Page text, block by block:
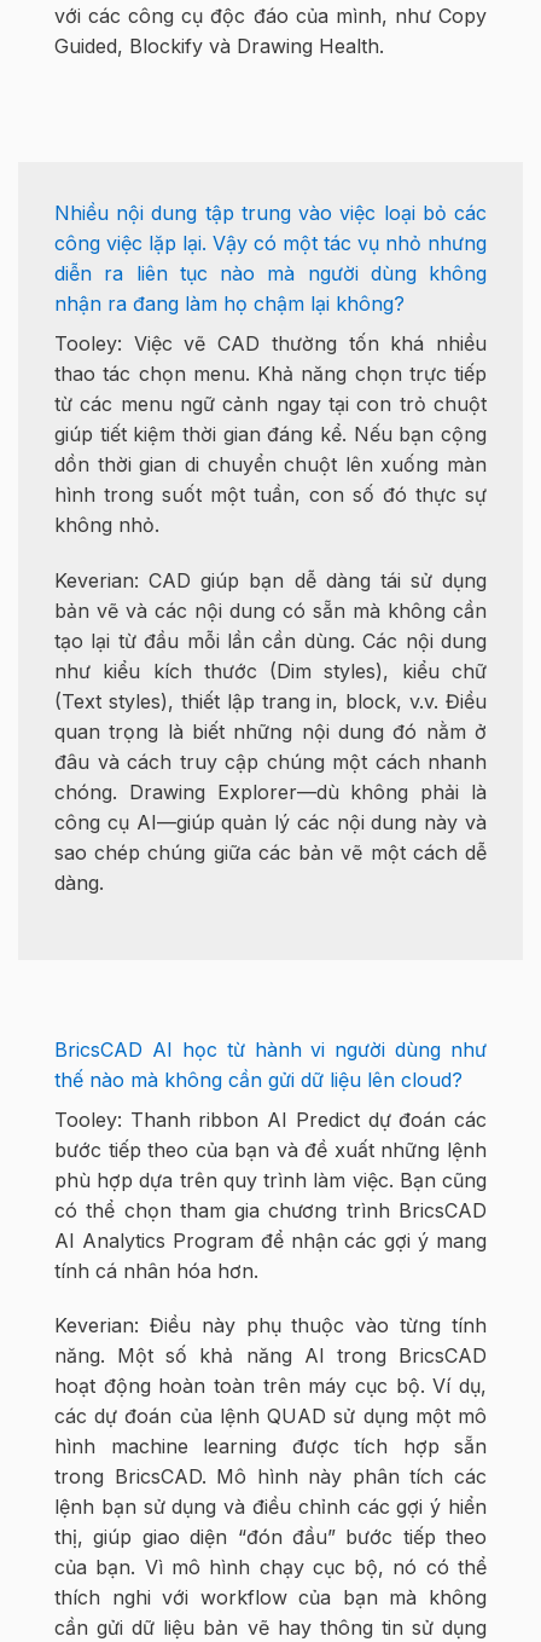
với các công cụ độc đáo của mình, như Copy
Guided, Blockify và Drawing Health.
Nhiều nội dung tập trung vào việc loại bỏ các
công việc lặp lại. Vậy có một tác vụ nhỏ nhưng
diễn ra liên tục nào mà người dùng không
nhận ra đang làm họ chậm lại không?
Tooley: Việc vẽ CAD thường tốn khá nhiều
thao tác chọn menu. Khả năng chọn trực tiếp
từ các menu ngữ cảnh ngay tại con trỏ chuột
giúp tiết kiệm thời gian đáng kể. Nếu bạn cộng
dồn thời gian di chuyển chuột lên xuống màn
hình trong suốt một tuần, con số đó thực sự
không nhỏ.
Keverian: CAD giúp bạn dễ dàng tái sử dụng
bản vẽ và các nội dung có sẵn mà không cần
tạo lại từ đầu mỗi lần cần dùng. Các nội dung
như kiểu kích thước (Dim styles), kiểu chữ
(Text styles), thiết lập trang in, block, v.v. Điều
quan trọng là biết những nội dung đó nằm ở
đâu và cách truy cập chúng một cách nhanh
chóng. Drawing Explorer—dù không phải là
công cụ AI—giúp quản lý các nội dung này và
sao chép chúng giữa các bản vẽ một cách dễ
dàng.
BricsCAD AI học từ hành vi người dùng như
thế nào mà không cần gửi dữ liệu lên cloud?
Tooley: Thanh ribbon AI Predict dự đoán các
bước tiếp theo của bạn và đề xuất những lệnh
phù hợp dựa trên quy trình làm việc. Bạn cũng
có thể chọn tham gia chương trình BricsCAD
AI Analytics Program để nhận các gợi ý mang
tính cá nhân hóa hơn.
Keverian: Điều này phụ thuộc vào từng tính
năng. Một số khả năng AI trong BricsCAD
hoạt động hoàn toàn trên máy cục bộ. Ví dụ,
các dự đoán của lệnh QUAD sử dụng một mô
hình machine learning được tích hợp sẵn
trong BricsCAD. Mô hình này phân tích các
lệnh bạn sử dụng và điều chỉnh các gợi ý hiển
thị, giúp giao diện “đón đầu” bước tiếp theo
của bạn. Vì mô hình chạy cục bộ, nó có thể
thích nghi với workflow của bạn mà không
cần gửi dữ liệu bản vẽ hay thông tin sử dụng